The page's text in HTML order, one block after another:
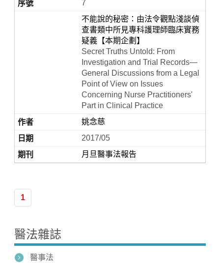
7
不能說的秘密：由法令觀點淺談偵
查書類中所見專科護理師臨床實務
疑義【本期企劃】
Secret Truths Untold: From
Investigation and Trial Records—
General Discussions from a Legal
Point of View on Issues
Concerning Nurse Practitioners'
Part in Clinical Practice
姚念慈
2017/05
月旦醫事法報告
1
醫法雜誌
醫事法